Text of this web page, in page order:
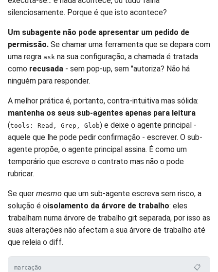
silenciosamente. Porque é que isto acontece?
Um subagente não pode apresentar um pedido de
permissão. Se chamar uma ferramenta que se depara com
uma regra ask na sua configuração, a chamada é tratada
como recusada - sem pop-up, sem "autoriza? Não há
ninguém para responder.
A melhor prática é, portanto, contra-intuitiva mas sólida:
mantenha os seus sub-agentes apenas para leitura
(tools: Read, Grep, Glob) e deixe o agente principal -
aquele que lhe pode pedir confirmação - escrever. O sub-
agente propõe, o agente principal assina. É como um
temporário que escreve o contrato mas não o pode
rubricar.
Se quer mesmo que um sub-agente escreva sem risco, a
solução é oisolamento da árvore de trabalho: eles
trabalham numa árvore de trabalho git separada, por isso as
suas alterações não afectam a sua árvore de trabalho até
que releia o diff.
marcação 📋